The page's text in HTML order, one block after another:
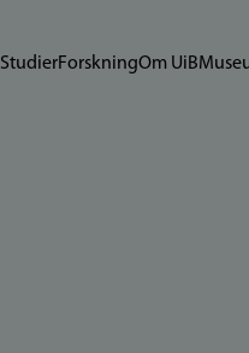
StudierForskningOm UiB